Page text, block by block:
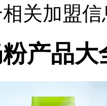
关加盟信
产品大